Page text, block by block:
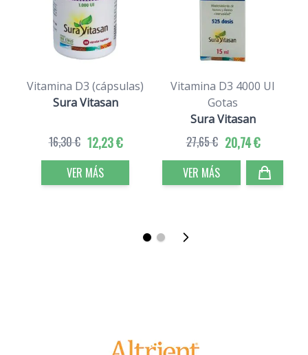
Vitamina D3 (cápsulas)
Sura Vitasan
12,23 €
16,30 €
VER MÁS
Vitamina D3 4000 UI
Gotas
Sura Vitasan
20,74 €
27,65 €
VER MÁS